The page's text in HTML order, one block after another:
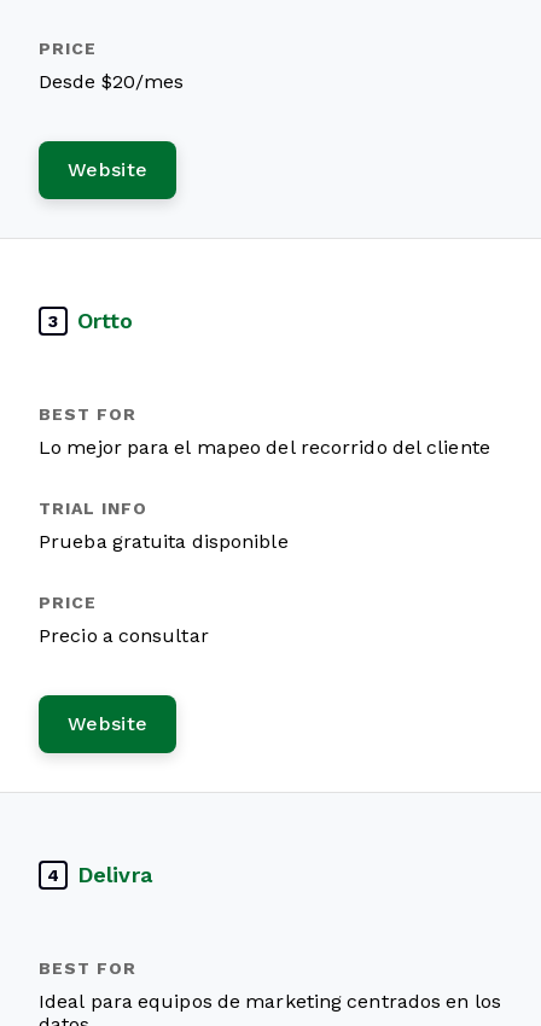
Desde $20/mes
Website
3 Ortto
Lo mejor para el mapeo del recorrido del cliente
Prueba gratuita disponible
Precio a consultar
Website
4 Delivra
Ideal para equipos de marketing centrados en los